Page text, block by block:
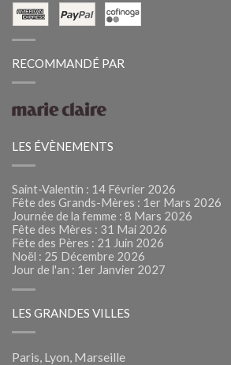
RECOMMANDÉ PAR
LES ÉVÈNEMENTS
Saint-Valentin : 14 Février 2026
Fête des Grands-Mères : 1er Mars 2026
Journée de la femme : 8 Mars 2026
Fête des Mères : 31 Mai 2026
Fête des Pères : 21 Juin 2026
Noël : 25 Décembre 2026
Jour de l'an : 1er Janvier 2027
LES GRANDES VILLES
Paris, Lyon, Marseille